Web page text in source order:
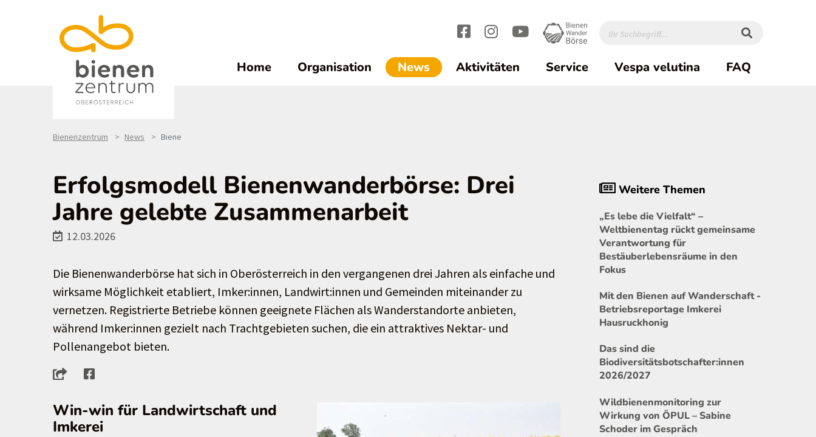
Home Organisation News(current)1
Aktivitäten Service Vespa velutina FAQ
Bienenzentrum News Biene
Erfolgsmodell Bienenwanderbörse: Drei
Jahre gelebte Zusammenarbeit
12.03.2026
Die Bienenwanderbörse hat sich in Oberösterreich in den vergangenen drei Jahren als einfache und
wirksame Möglichkeit etabliert, Imker:innen, Landwirt:innen und Gemeinden miteinander zu
vernetzen. Registrierte Betriebe können geeignete Flächen als Wanderstandorte anbieten,
während Imker:innen gezielt nach Trachtgebieten suchen, die ein attraktives Nektar- und
Pollenangebot bieten.
Win-win für Landwirtschaft und
Imkerei
Weitere Themen
„Es lebe die Vielfalt“ –
Weltbienentag rückt gemeinsame
Verantwortung für
Bestäuberlebensräume in den
Fokus
Mit den Bienen auf Wanderschaft -
Betriebsreportage Imkerei
Hausruckhonig
Das sind die
Biodiversitätsbotschafter:innen
2026/2027
Wildbienenmonitoring zur
Wirkung von ÖPUL – Sabine
Schoder im Gespräch